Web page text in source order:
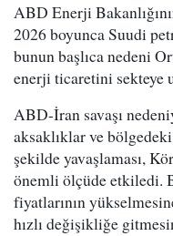
ABD Enerji
2026 boyunca Suudi
bunun başlıca nedeni
enerji ticaretini sekteye
ABD-İran savaşı
aksaklıklar ve bölgedeki
şekilde yavaşlaması,
önemli ölçüde etkiledi.
fiyatlarının
hızlı değişikliğe